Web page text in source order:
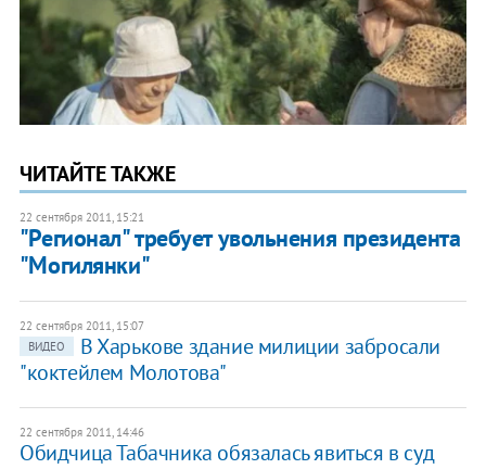
ЧИТАЙТЕ ТАКЖЕ
22 сентября 2011, 15:21
"Регионал" требует увольнения президента
"Могилянки"
22 сентября 2011, 15:07
ВИДЕО
В Харькове здание милиции забросали
"коктейлем Молотова"
22 сентября 2011, 14:46
Обидчица Табачника обязалась явиться в суд